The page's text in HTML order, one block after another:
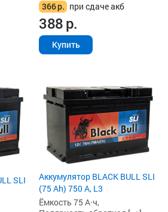
366р. при сдаче акб
388р.
Купить
SLI
Аккумулятор BLACK BULL SLI
(75 Ah) 750 А, L3
Ёмкость 75 А·ч,